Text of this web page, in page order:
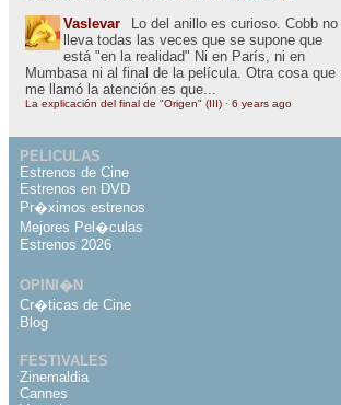
Vaslevar
Lo del anillo es curioso. Cobb no
lleva todas las veces que se supone que
está "en la realidad" Ni en París, ni en
Mumbasa ni al final de la película. Otra cosa que
me llamó la atención es que...
La explicación del final de "Origen" (III) · 6 years ago
PELICULAS
Estrenos de Cine
Estrenos en DVD
Pr�ximos estrenos
Mejores Pel�culas
Estrenos 2026
OPINI�N
Cr�ticas de Cine
Blog
FESTIVALES
Zinemaldia
Cannes